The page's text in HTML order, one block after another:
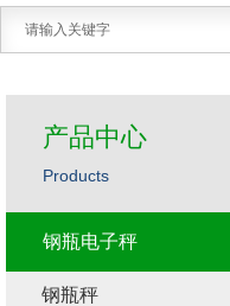
产品中心
Products
钢瓶电子秤
钢瓶秤